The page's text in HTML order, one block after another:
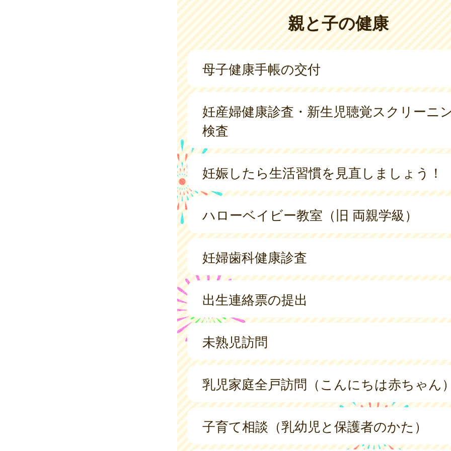
親と子の健康
母子健康手帳の交付
妊産婦健康診査・新生児聴覚スクリーニ
検査
妊娠したら生活習慣を見直しましょう！
ハローベイビー教室（旧 両親学級）
妊婦歯科健康診査
出生連絡票の提出
未熟児訪問
乳児家庭全戸訪問（こんにちは赤ちゃん
子育て相談（乳幼児と保護者のかた）